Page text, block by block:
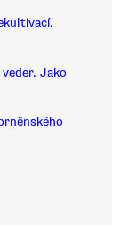
Jako